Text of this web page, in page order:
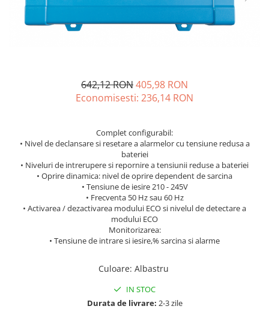
Incarcatoare acumulatori
Panouri fotovoltaice si accesorii
Invertoare On-grid
Controlere solare
PWM
Sisteme de stocare energie
Sisteme de Stocare Comerciale
642,12 RON405,98 RON
Economisesti: 236,14 RON
Complet configurabil:
• Nivel de declansare si resetare a alarmelor cu tensiune redusa a
bateriei
• Niveluri de intrerupere si repornire a tensiunii reduse a bateriei
• Oprire dinamica: nivel de oprire dependent de sarcina
• Tensiune de iesire 210 - 245V
• Frecventa 50 Hz sau 60 Hz
• Activarea / dezactivarea modului ECO si nivelul de detectare a
modului ECO
Monitorizarea:
• Tensiune de intrare si iesire,% sarcina si alarme
Culoare: Albastru
IN STOC
Durata de livrare: 2-3 zile